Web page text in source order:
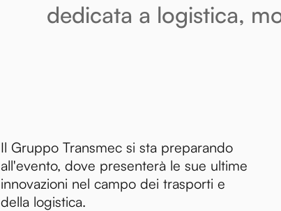
dedicata a logistica,
Il Gruppo Transmec si sta preparando
all'evento, dove presenterà le sue ultime
innovazioni nel campo dei trasporti e
della logistica.